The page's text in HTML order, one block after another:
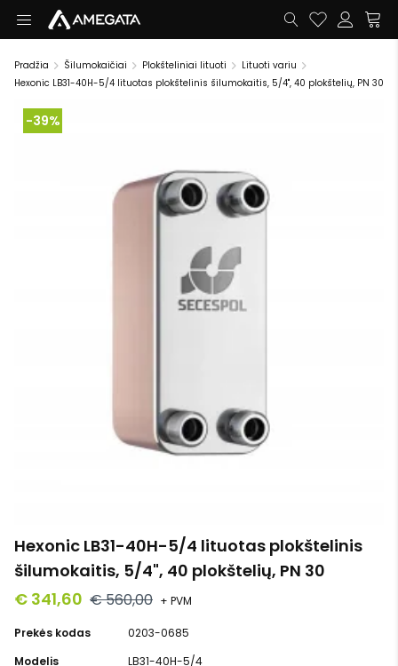
Pradžia Šilumokaičiai Plokšteliniai lituoti
Lituoti variu
Hexonic LB31-40H-5/4 lituotas plokštelinis šilumokaitis, 5/4", 40 plokštelių, PN 30
-39%
Hexonic LB31-40H-5/4 lituotas plokštelinis
šilumokaitis, 5/4", 40 plokštelių, PN 30
€ 341,60 € 560,00 + PVM
Prekės kodas
0203-0685
Modelis
LB31-40H-5/4